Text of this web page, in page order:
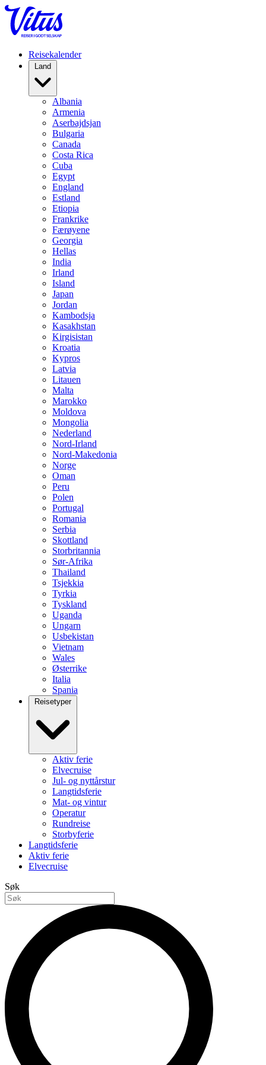
Reisekalender
Albania
Armenia
Aserbajdsjan
Bulgaria
Canada
Costa Rica
Cuba
Egypt
England
Estland
Etiopia
Frankrike
Færøyene
Georgia
Hellas
India
Irland
Island
Japan
Jordan
Kambodsja
Kasakhstan
Kirgisistan
Kroatia
Kypros
Latvia
Litauen
Malta
Marokko
Moldova
Mongolia
Nederland
Nord-Irland
Nord-Makedonia
Norge
Oman
Peru
Polen
Portugal
Romania
Serbia
Skottland
Storbritannia
Sør-Afrika
Thailand
Tsjekkia
Tyrkia
Tyskland
Uganda
Ungarn
Usbekistan
Vietnam
Wales
Østerrike
Italia
Spania
Reisetyper
Aktiv ferie
Elvecruise
Jul- og nyttårstur
Langtidsferie
Mat- og vintur
Operatur
Rundreise
Storbyferie
Langtidsferie
Aktiv ferie
Elvecruise
Søk